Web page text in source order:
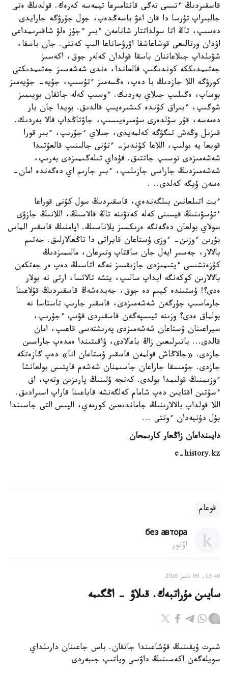
قاسقىردىڭ ءتىسى تەگى قانتامىرعا تيمەسە كەرەك. قولدىڭ ەتى
جالبىراپ تۇرسا دا قان اعۋ باسەڭدەپ، جول جۇرۋگە جارايدى
دەسىپ، تاڭ اتا سولداتتار شانامەن ءبىر ءجۇز ەلۋ شاقىرىمداعى
اۋدان ورتالىعى قوشاعاشقا اۋرۋحاناعا الىپ كەتتى. جان باسقا،
شۋىلداپ جىلاعاننان باسقا قولدان كەلەر جوق، اكەسىز
جەتىمدىككە كوندىگىپ قالعاندا، ەندى شەشەسىز جەتىمدىكتى
كورۋگە اللا جازدىڭ با دەپ، ەڭسەمىز ءتۇسىپ، جۇيە- جۇيەمىز
بوساپ، ەگىلىپ جىلاي بەردىك. ءوسىپ كەلە جاتقان بويىمىز
شوگىپ، ءبىراق كۇندە كىشىرەيىپ قالدىق. بويدا جان بار
دەمەسە، قۇر سۇلدەرى سۇمىرەيىسىپ، جاۋتاڭداپ قالا بەردىك.
قىزىل وڭەش تىگۋگە كەلمەيدى، جىلاي ءجۇرىپ، ءبىر قورا
قويعا يە بولىپ، اللاعا كۇندىز- ءتۇنى جالىنىپ قالعۇتىدا
شەشەمىزدى توسىپ جاتتىق. قۇداي تىلەگىمىزدى بەرىپ،
شەشەمىزدىڭ جاراسى جازىلىپ، ءبىر جارىم اي دەگەندە امان-
ەسەن ۇيگە كەلدى.. .
ءيت اتىلعانىن بىلگەندەي، قاسقىردىڭ سول كۇنى قوراعا
ءتۇسۋىنىڭ قيسىنى كەلە كەتۋىنە تاڭ قالاسىڭ، اللانىڭ جازۋى
سولاي بولعان دەگەنگە ەرىكسىز يلاناسىڭ. اپامنىڭ قاسقىر الماس
بۇرىن ءوزىن- ءوزى ۇستاعان قايراتى دا تاڭعالارلىق. جەتىم
بالالار، جەسىر ايەل جان ساقتاپ وتىرعان، مالىمىزدىڭ
كۇزەتشىسى ءيتىمىزدى جازىقسىز نەگە اتاسىڭ دەپ ەر جەتكەن
بالالارىن كوكەنگە ايداپ سالىپ، يتشە تالاتسا، ارتى نە بولار
ەدى؟! ۇستىندە كيىم دە جوق، جەيدەشەڭ قاسقىردىڭ قۇلاعىنا
جارماسىپ جۇرگەن شەشەمىزدى، قاسقىر جارىپ تاستاسا نە
بولماق ەدى؟ وزىنە تيىسپەگەن قاسقىردى قۋىپ ءجۇرىپ،
سيراعىنان ۇستاعان شەشەمىزدى پەرىشتەسى قاعىپ، امان
قالدى... باتىرلىعىن زاڭ باعالادى، ۋاقىتىندا ەمدەپ جاراسىن
جازدى. «جالاڭاش قولمەن قاسقىر ۇستاعان انا» دەپ گازەتكە
جازدى. جۇمىسقا جاراعان جاسىمنان شەشەم قايتىس بولعانشا
ءوزىمنىڭ قولىمدا بولدى. كەنجە ۇلىنىڭ پارىزىن وتەپ، اق
ءسۇتىن اقتايىن دەپ شامام كەلگەنشە قاباعىنا قاراپ اسىرادىق.
اللا قولداپ بالالارىنىڭ جاماندىعىن كورمەي، الپىس التى جاسىندا
بۇل دۇنيەدان ءوتتى ...
دايىنداعان زاڭعار كارىمحان
e-history.kz
قوعام
без автора
اۆتور
13:40, 09 تامىز 2026
سايىن مۇراتبەك. قىلاۋ - اڭگىمە
شىرت ۇيقىنىڭ قۇشاعىندا جاتقان. باس جاعىنان دارىلداي
سويلەگەن اكەسىنىڭ داۋسى وياتىپ جىبەردى